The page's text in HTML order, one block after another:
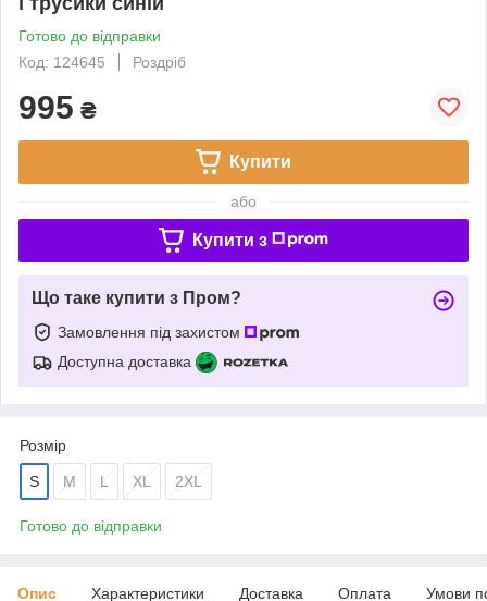
Готово до відправки
Код: 124645
Роздріб
995 ₴
Купити
або
Купити з
Що таке купити з Пром?
Замовлення під захистом
Доступна доставка
Розмір
S M L XL 2XL
Готово до відправки
Опис Характеристики Доставка Оплата Умови